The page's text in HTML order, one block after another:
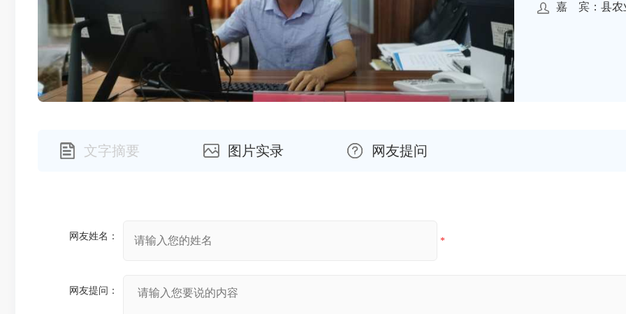
嘉 宾：县农
文字摘要 图片实录 网友提问
网友姓名： *
网友提问：